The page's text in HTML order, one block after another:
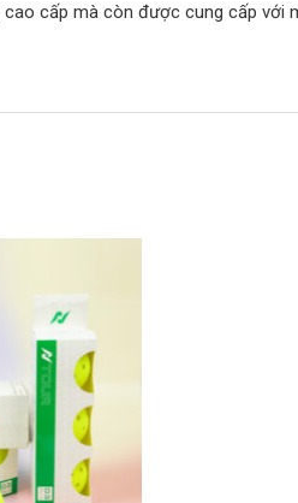
cấp mà còn được cung cấp với